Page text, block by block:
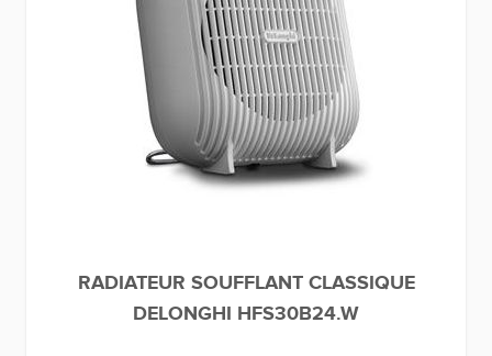
RADIATEUR SOUFFLANT CLASSIQUE
DELONGHI HFS30B24.W